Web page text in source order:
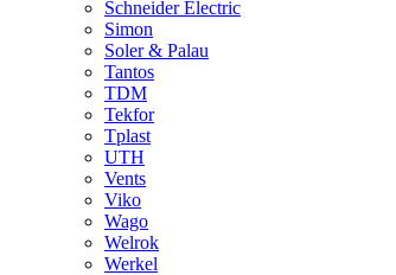
Schneider Electric
Simon
Soler & Palau
Tantos
TDM
Tekfor
Tplast
UTH
Vents
Viko
Wago
Welrok
Werkel